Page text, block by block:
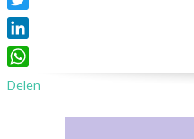
Twitter
LinkedIn
WhatsApp
Delen